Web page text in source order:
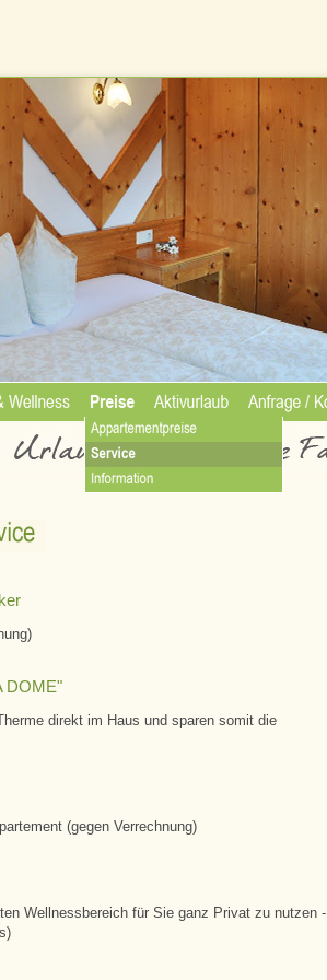
DOME"
direkt im Haus und sparen somit die
(gegen Verrechnung)
Wellnessbereich für Sie ganz Privat zu nutzen -